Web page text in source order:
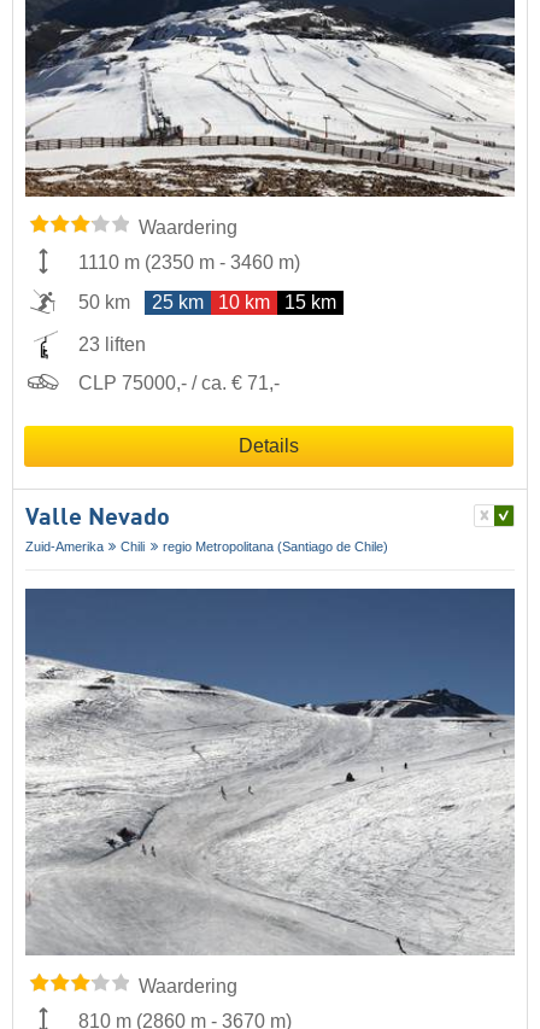
Waardering
1110 m (2350 m - 3460 m)
50 km
25 km 10 km 15 km
23 liften
CLP 75000,- / ca. € 71,-
Details
Valle Nevado
Zuid-Amerika Chili regio Metropolitana (Santiago de Chile)
Waardering
810 m (2860 m - 3670 m)